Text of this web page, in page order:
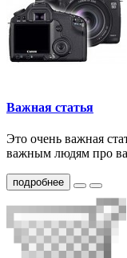
Важная статья
Это очень важная
важным людям про
подробнее